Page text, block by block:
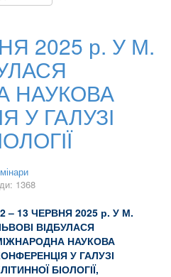
2025 р. У М.
НАУКОВА
У ГАЛУЗІ
1368
– 13 ЧЕРВНЯ 2025 р. У М.
ВІДБУЛАСЯ
НАУКОВА
У ГАЛУЗІ
БІОЛОГІЇ,